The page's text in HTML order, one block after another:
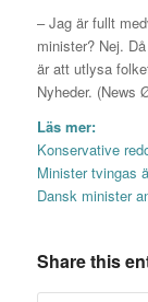
– Jag är fullt
minister? Nej.
är att utlysa
Nyheder. (News
Läs mer:
Konservative
Minister tvingas
Dansk minister
Share this